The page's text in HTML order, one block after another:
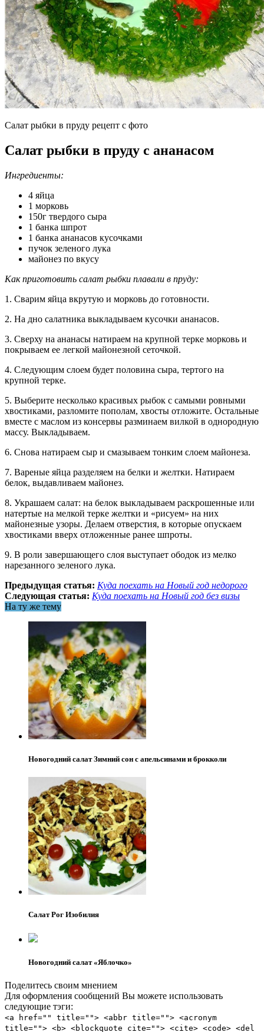
Салат рыбки в пруду рецепт с фото
Салат рыбки в пруду с ананасом
Ингредиенты:
4 яйца
1 морковь
150г твердого сыра
1 банка шпрот
1 банка ананасов кусочками
пучок зеленого лука
майонез по вкусу
Как приготовить салат рыбки плавали в пруду:
1. Сварим яйца вкрутую и морковь до готовности.
2. На дно салатника выкладываем кусочки ананасов.
3. Сверху на ананасы натираем на крупной терке морковь и
покрываем ее легкой майонезной сеточкой.
4. Следующим слоем будет половина сыра, тертого на
крупной терке.
5. Выберите несколько красивых рыбок с самыми ровными
хвостиками, разломите пополам, хвосты отложите. Остальные
вместе с маслом из консервы разминаем вилкой в однородную
массу. Выкладываем.
6. Снова натираем сыр и смазываем тонким слоем майонеза.
7. Вареные яйца разделяем на белки и желтки. Натираем
белок, выдавливаем майонез.
8. Украшаем салат: на белок выкладываем раскрошенные или
натертые на мелкой терке желтки и «рисуем» на них
майонезные узоры. Делаем отверстия, в которые опускаем
хвостиками вверх отложенные ранее шпроты.
9. В роли завершающего слоя выступает ободок из мелко
нарезанного зеленого лука.
Предыдущая статья: Куда поехать на Новый год недорого
Следующая статья: Куда поехать на Новый год без визы
На ту же тему
Новогодний салат Зимний сон с апельсинами и брокколи
Салат Рог Изобилия
Новогодний салат «Яблочко»
Поделитесь своим мнением
Для оформления сообщений Вы можете использовать
следующие тэги:
<a href="" title=""> <abbr title=""> <acronym
title=""> <b> <blockquote cite=""> <cite> <code> <del